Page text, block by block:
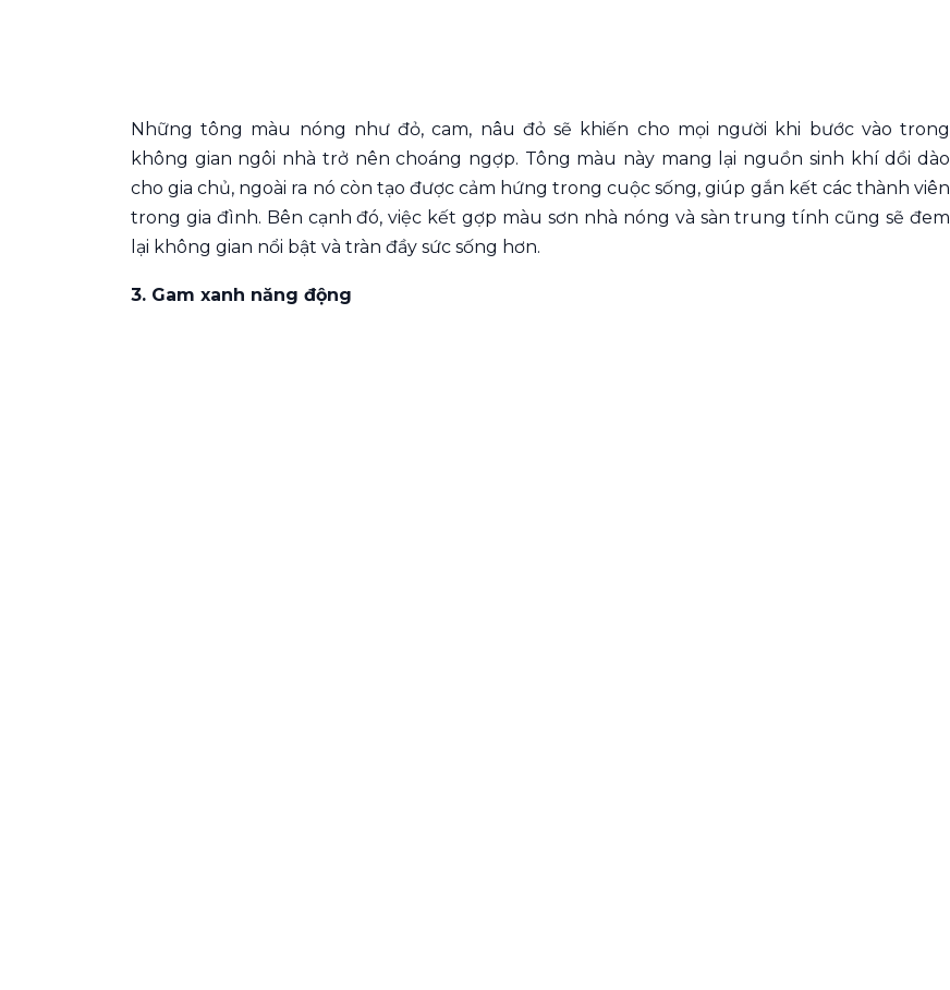
Những tông màu nóng như đỏ, cam, nâu đỏ sẽ khiến cho mọi người khi bước vào trong
không gian ngôi nhà trở nên choáng ngợp. Tông màu này mang lại nguồn sinh khí dồi dào
cho gia chủ, ngoài ra nó còn tạo được cảm hứng trong cuộc sống, giúp gắn kết các thành viên
trong gia đình. Bên cạnh đó, việc kết gợp màu sơn nhà nóng và sàn trung tính cũng sẽ đem
lại không gian nổi bật và tràn đầy sức sống hơn.
3. Gam xanh năng động